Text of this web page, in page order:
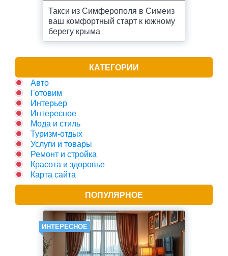
Такси из Симферополя в Симеиз
ваш комфортный старт к южному
берегу крыма
КАТЕГОРИИ
Авто
Готовим
Интерьер
Интересное
Мода и стиль
Туризм-отдых
Услуги и товары
Ремонт и стройка
Красота и здоровье
Карта сайта
ПОПУЛЯРНОЕ
ИНТЕРЕСНОЕ